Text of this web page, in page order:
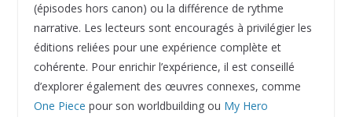
(épisodes hors canon) ou la différence de rythme
narrative. Les lecteurs sont encouragés à privilégier les
éditions reliées pour une expérience complète et
cohérente. Pour enrichir l’expérience, il est conseillé
d’explorer également des œuvres connexes, comme
One Piece pour son worldbuilding ou My Hero